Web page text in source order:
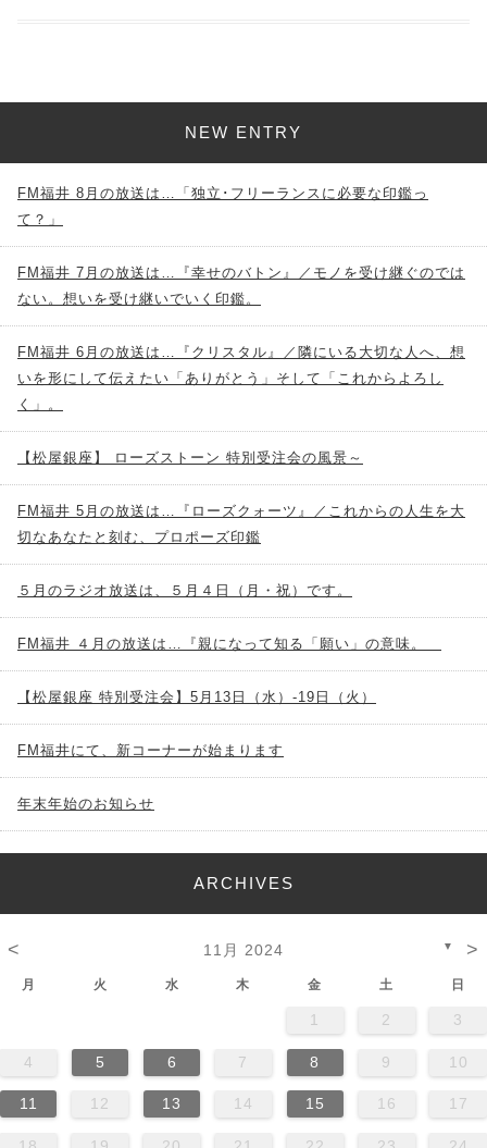
NEW ENTRY
FM福井 8月の放送は…「独立･フリーランスに必要な印鑑っ
て？」
FM福井 7月の放送は…『幸せのバトン』／モノを受け継ぐのでは
ない。想いを受け継いでいく印鑑。
FM福井 6月の放送は…『クリスタル』／隣にいる大切な人へ、想
いを形にして伝えたい「ありがとう」そして「これからよろし
く」。
【松屋銀座】 ローズストーン 特別受注会の風景～
FM福井 5月の放送は…『ローズクォーツ』／これからの人生を大
切なあなたと刻む、プロポーズ印鑑
５月のラジオ放送は、５月４日（月・祝）です。
FM福井 ４月の放送は…『親になって知る「願い」の意味。
【松屋銀座 特別受注会】5月13日（水）-19日（火）
FM福井にて、新コーナーが始まります
年末年始のお知らせ
ARCHIVES
< 11月 2024 ▼ >
月 火 水 木 金 土 日
1 2 3
4 5 6 7 8 9 10
11 12 13 14 15 16 17